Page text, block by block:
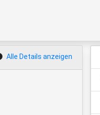
Alle Details anzeigen